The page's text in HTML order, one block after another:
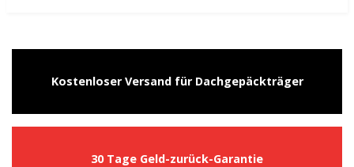
Kostenloser Versand für Dachgepäckträger
30 Tage Geld-zurück-Garantie